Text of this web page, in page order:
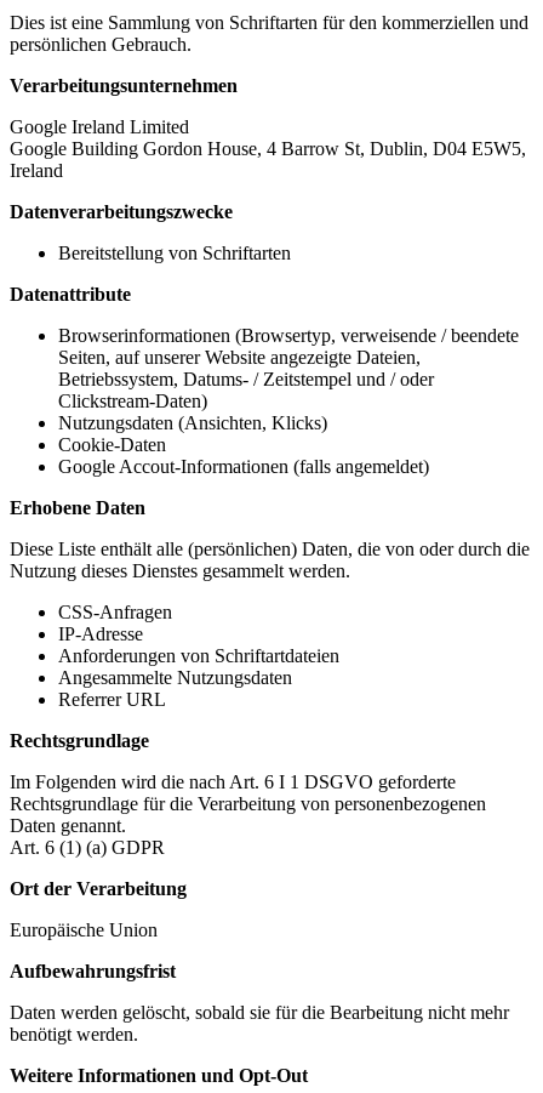
Dies ist eine Sammlung von Schriftarten für den kommerziellen und
persönlichen Gebrauch.
Verarbeitungsunternehmen
Google Ireland Limited
Google Building Gordon House, 4 Barrow St, Dublin, D04 E5W5,
Ireland
Datenverarbeitungszwecke
Bereitstellung von Schriftarten
Datenattribute
Browserinformationen (Browsertyp, verweisende / beendete
Seiten, auf unserer Website angezeigte Dateien,
Betriebssystem, Datums- / Zeitstempel und / oder
Clickstream-Daten)
Nutzungsdaten (Ansichten, Klicks)
Cookie-Daten
Google Accout-Informationen (falls angemeldet)
Erhobene Daten
Diese Liste enthält alle (persönlichen) Daten, die von oder durch die
Nutzung dieses Dienstes gesammelt werden.
CSS-Anfragen
IP-Adresse
Anforderungen von Schriftartdateien
Angesammelte Nutzungsdaten
Referrer URL
Rechtsgrundlage
Im Folgenden wird die nach Art. 6 I 1 DSGVO geforderte
Rechtsgrundlage für die Verarbeitung von personenbezogenen
Daten genannt.
Art. 6 (1) (a) GDPR
Ort der Verarbeitung
Europäische Union
Aufbewahrungsfrist
Daten werden gelöscht, sobald sie für die Bearbeitung nicht mehr
benötigt werden.
Weitere Informationen und Opt-Out